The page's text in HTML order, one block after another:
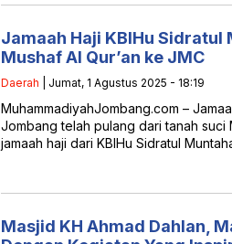
Jamaah Haji KBIHu
Mushaf Al Qur’an ke JMC
Daerah | Jumat, 1 Agustus 2025 - 18:19
MuhammadiyahJombang.com –
Jombang telah pulang dari tanah suci
jamaah haji dari KBIHu Sidratul
Masjid KH Ahmad Dahlan,